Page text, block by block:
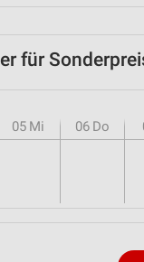
für
05 Mi 06 Do